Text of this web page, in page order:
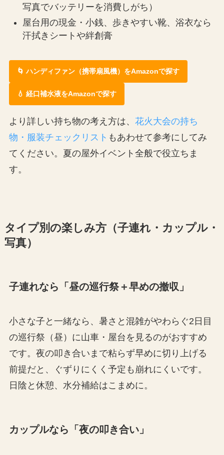
写真でバッテリーを消費しがち）
屋台用の現金・小銭、歩きやすい靴、浴衣なら
汗拭きシートや絆創膏
🌀 ハンディファン（携帯扇風機）をAmazonで探す
💧 経口補水液をAmazonで探す
より詳しい持ち物の考え方は、 花火大会の持ち
物・服装チェックリスト もあわせて参考にしてみ
てください。夏の屋外イベント全般で役立ちま
す。
タイプ別の楽しみ方（子連れ・カップル・
写真）
子連れなら「昼の巡行祭＋早めの撤収」
小さな子と一緒なら、暑さと混雑がやわらぐ2日目
の巡行祭（昼）に山車・屋台を見るのがおすすめ
です。夜の叩き合いまで粘らず早めに切り上げる
前提だと、ぐずりにくく予定も崩れにくいです。
日陰と休憩、水分補給はこまめに。
カップルなら「夜の叩き合い」